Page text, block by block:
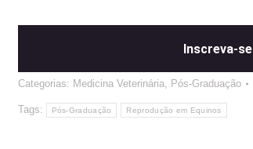
Inscreva-se
Categorias: Medicina Veterinária, Pós-Graduação
Tags: Pós-Graduação Reprodução em Equinos